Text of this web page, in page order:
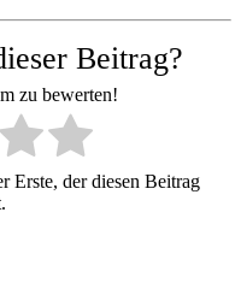
Beitrag?
zu bewerten!
Erste, der diesen Beitrag